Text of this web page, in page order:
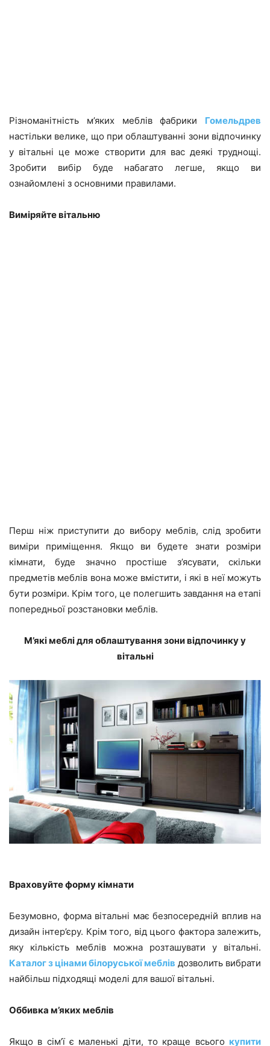
Різноманітність м’яких меблів фабрики Гомельдрев
настільки велике, що при облаштуванні зони відпочинку
у вітальні це може створити для вас деякі труднощі.
Зробити вибір буде набагато легше, якщо ви
ознайомлені з основними правилами.
Виміряйте вітальню
Перш ніж приступити до вибору меблів, слід зробити
виміри приміщення. Якщо ви будете знати розміри
кімнати, буде значно простіше з’ясувати, скільки
предметів меблів вона може вмістити, і які в неї можуть
бути розміри. Крім того, це полегшить завдання на етапі
попередньої розстановки меблів.
М’які меблі для облаштування зони відпочинку у
вітальні
Враховуйте форму кімнати
Безумовно, форма вітальні має безпосередній вплив на
дизайн інтер’єру. Крім того, від цього фактора залежить,
яку кількість меблів можна розташувати у вітальні.
Каталог з цінами білоруської меблів дозволить вибрати
найбільш підходящі моделі для вашої вітальні.
Оббивка м’яких меблів
Якщо в сім’ї є маленькі діти, то краще всього купити